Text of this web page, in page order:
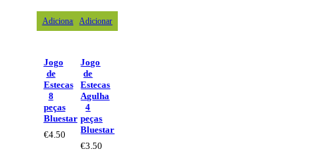
Adicionar
Jogo
de
Estecas
8
peças
Bluestar
€4.50
Adicionar
Jogo
de
Estecas
Agulha
4
peças
Bluestar
€3.50